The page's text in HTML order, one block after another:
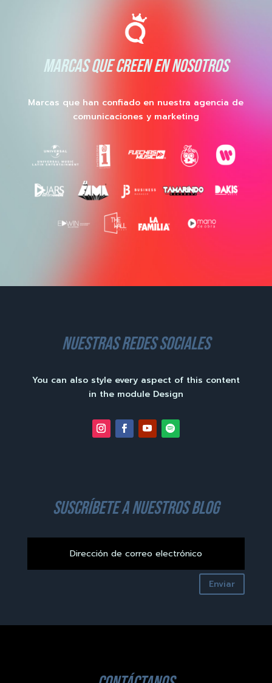
MARCAS QUE CREEN EN NOSOTROS
Marcas que han confiado en nuestra agencia de
comunicaciones y marketing
nuestras redes sociales
You can also style every aspect of this content
in the module Design
suscríbete a nuestros blog
Enviar